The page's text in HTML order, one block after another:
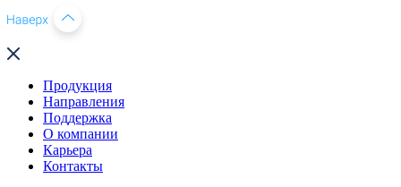
Продукция
Направления
Поддержка
О компании
Карьера
Контакты